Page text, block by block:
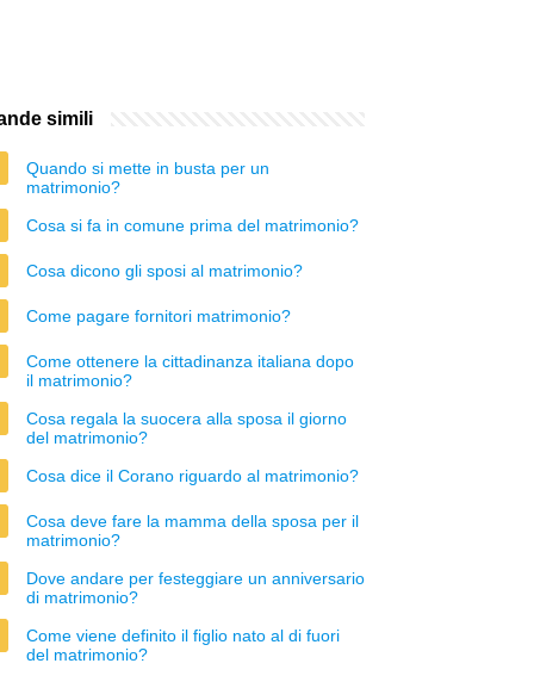
simili
Quando si mette in busta per un
matrimonio?
Cosa si fa in comune prima del matrimonio?
Cosa dicono gli sposi al matrimonio?
Come pagare fornitori matrimonio?
Come ottenere la cittadinanza italiana dopo
il matrimonio?
Cosa regala la suocera alla sposa il giorno
del matrimonio?
Cosa dice il Corano riguardo al matrimonio?
Cosa deve fare la mamma della sposa per il
matrimonio?
Dove andare per festeggiare un anniversario
di matrimonio?
Come viene definito il figlio nato al di fuori
del matrimonio?